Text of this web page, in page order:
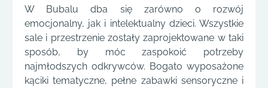
W Bubalu dba się zarówno o rozwój
emocjonalny, jak i intelektualny dzieci. Wszystkie
sale i przestrzenie zostały zaprojektowane w taki
sposób, by móc zaspokoić potrzeby
najmłodszych odkrywców. Bogato wyposażone
kąciki tematyczne, pełne zabawki sensoryczne i